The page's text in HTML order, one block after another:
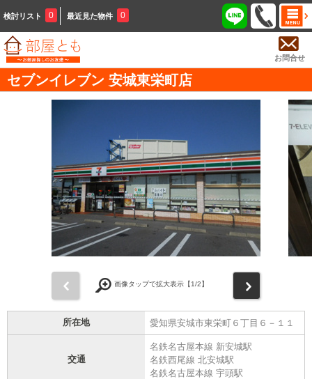
検討リスト 0 最近見た物件 0
お問合せ
セブンイレブン 安城東栄町店
画像タップで拡大表示【1/2】
所在地 愛知県安城市東栄町６丁目６－１１
交通
名鉄名古屋本線 新安城駅
名鉄西尾線 北安城駅
名鉄名古屋本線 宇頭駅